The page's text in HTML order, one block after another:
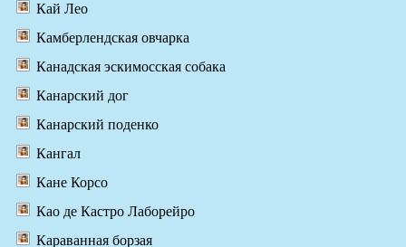
Кай Лео
Камберлендская овчарка
Канадская эскимосская собака
Канарский дог
Канарский поденко
Кангал
Кане Корсо
Као де Кастро Лаборейро
Караванная борзая